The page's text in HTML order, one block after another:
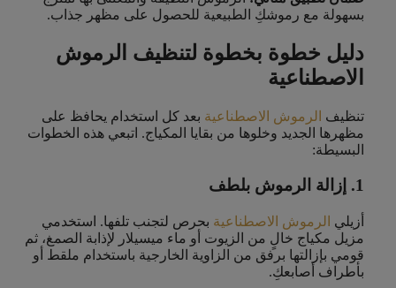
بسهولة مع رموشكِ الطبيعية للحصول على مظهر جذاب.
دليل خطوة بخطوة لتنظيف الرموش
الاصطناعية
تنظيف الرموش الاصطناعية بعد كل استخدام يحافظ على
مظهرها الجديد وخلوها من بقايا المكياج. اتبعي هذه الخطوات
البسيطة:
1. إزالة الرموش بلطف
أزيلي الرموش الاصطناعية بحرص لتجنب تلفها. استخدمي
مزيل مكياج خالٍ من الزيوت أو ماء ميسيلار لإذابة الصمغ، ثم
قومي بإزالتها برفق من الزاوية الخارجية باستخدام ملقط أو
بأطراف أصابعكِ.